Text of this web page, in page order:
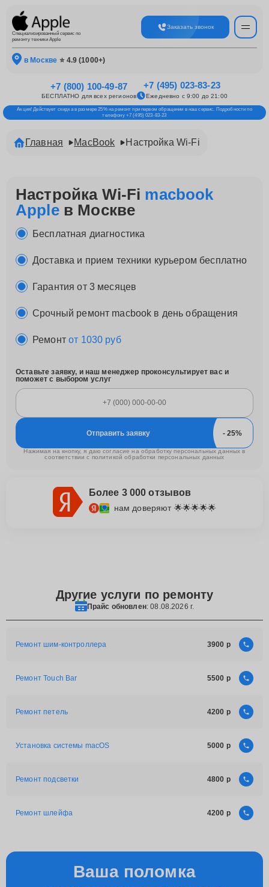
Специализированный сервис по
ремонту техники Apple
Заказать звонок
в Москве ⭐ 4.9 (1000+)
+7 (800) 100-49-87
БЕСПЛАТНО для всех регионов
+7 (495) 023-83-23
Ежедневно с 9:00 до 21:00
Акция! Действует скидка в размере 25% на ремонт при первом обращении в наш сервис. Подробности по
телефону +7 (495) 023-83-23
Главная MacBook Настройка Wi-Fi
Настройка Wi-Fi macbook
Appleв Москве
Бесплатная диагностика
Доставка и прием техники курьером бесплатно
Гарантия от 3 месяцев
Срочный ремонт macbook в день обращения
Ремонтот 1030 руб
Оставьте заявку, и наш менеджер проконсультирует вас и
поможет с выбором услуг
Отправить заявку
Нажимая на кнопку, я даю согласие на обработку персональных данных в
соответствии с политикой обработки персональных данных
Более 3 000 отзывов
нам доверяют 🌟🌟🌟🌟🌟
Другие услуги по ремонту
Прайс обновлен: 08.08.2026 г.
Ремонт шим-контроллера 3900
Ремонт Touch Bar 5500
Ремонт петель 4200
Установка системы macOS 5000
Ремонт подсветки 4800
Ремонт шлейфа 4200
Ваша поломка